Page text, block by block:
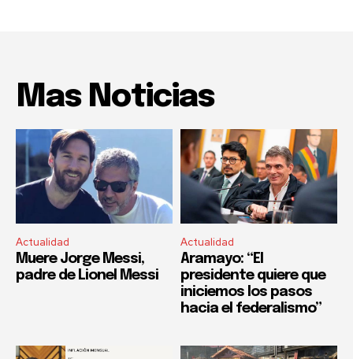
Mas Noticias
Actualidad
Muere Jorge Messi,
padre de Lionel Messi
Actualidad
Aramayo: “El
presidente quiere que
iniciemos los pasos
hacia el federalismo”